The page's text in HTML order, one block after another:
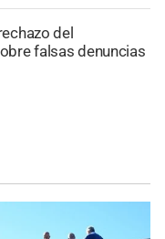
del
falsas denuncias